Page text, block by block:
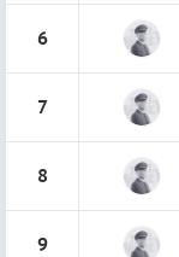
6
7
8
9